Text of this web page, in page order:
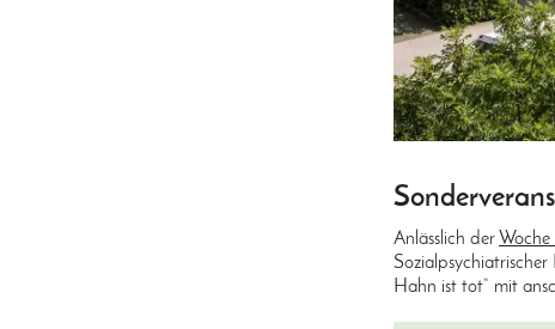
Anlässlich der Woche
Hahn ist tot“ mit